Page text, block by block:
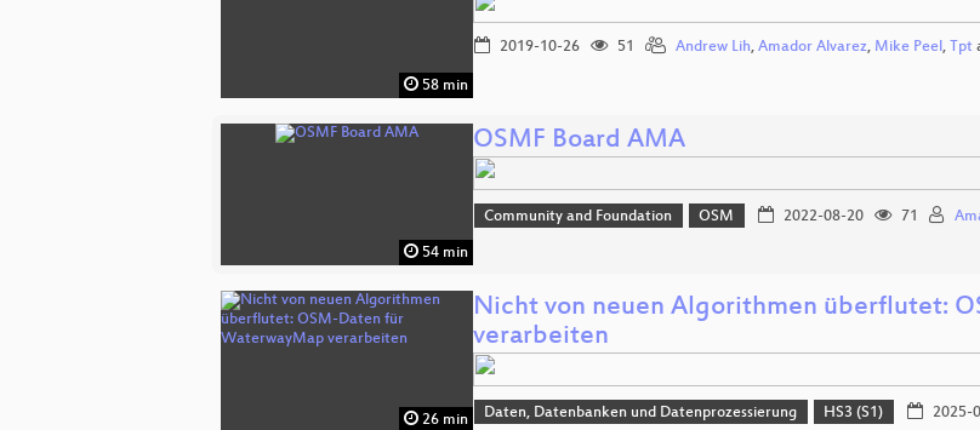
58 min
2019-10-26 51 Andrew Lih, Amador Alvarez, Mike Peel, Tpt
54 min
OSMF Board AMA
Community and Foundation OSM 2022-08-20 71
26 min
Nicht von neuen Algorithmen überflutet:
verarbeiten
Daten, Datenbanken und Datenprozessierung HS3 (S1) 2025-